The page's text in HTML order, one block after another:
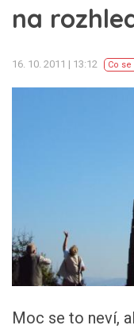
na
16. 10. 2011 | 13:12 Co se
Moc se to neví,